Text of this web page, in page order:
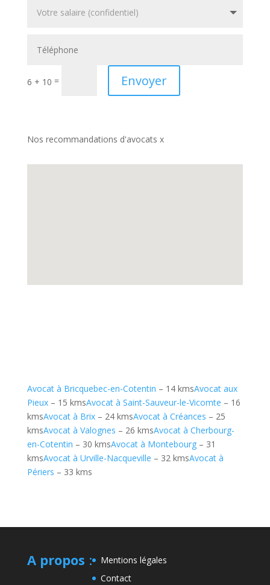
6 + 10 = Envoyer
Nos recommandations d'avocats x
Avocat à Bricquebec-en-Cotentin – 14 kmsAvocat aux
Pieux– 15 kmsAvocat à Saint-Sauveur-le-Vicomte – 16
kmsAvocat à Brix– 24 kmsAvocat à Créances – 25
kmsAvocat à Valognes – 26 kmsAvocat à Cherbourg-
en-Cotentin – 30 kmsAvocat à Montebourg– 31
kmsAvocat à Urville-Nacqueville – 32 kmsAvocat à
Périers – 33 kms
A propos :
Mentions légales
Contact